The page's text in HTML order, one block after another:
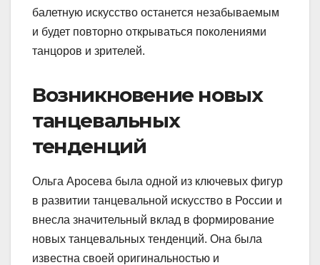
балетную искусство останется незабываемым
и будет повторно открываться поколениями
танцоров и зрителей.
Возникновение новых
танцевальных
тенденций
Ольга Аросева была одной из ключевых фигур
в развитии танцевальной искусство в России и
внесла значительный вклад в формирование
новых танцевальных тенденций. Она была
известна своей оригинальностью и